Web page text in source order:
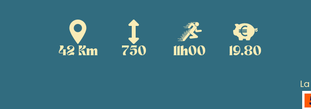
42 Km 750 11h00 19.80